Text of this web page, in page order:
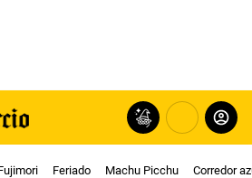
Feriado Machu Picchu Corredor